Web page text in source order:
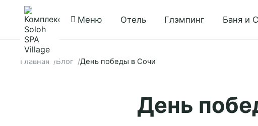
Меню Отель Глэмпинг Баня и
Главная Блог День победы в Сочи
День